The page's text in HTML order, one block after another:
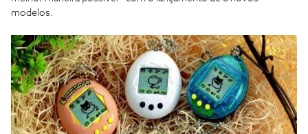
modelos.